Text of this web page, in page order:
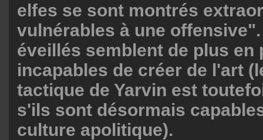
elfes se sont montrés
vulnérables à une
éveillés semblent de plus en
incapables de créer de l'art
tactique de Yarvin est
s'ils sont désormais
culture apolitique).